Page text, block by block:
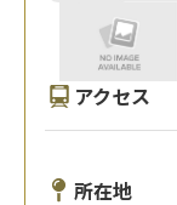
アクセス
所在地